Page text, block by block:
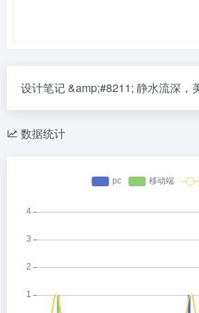
设计笔记 &amp;#8211; 静水流深，
数据统计